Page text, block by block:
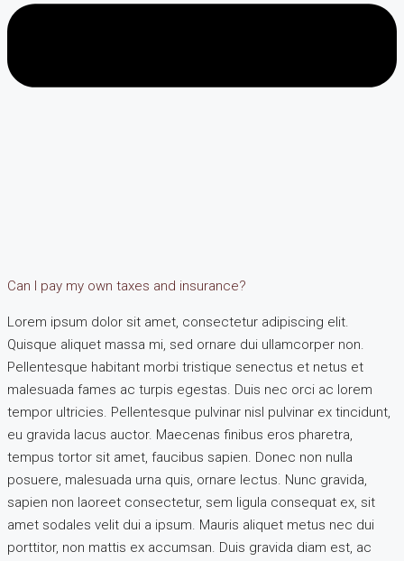
Can I pay my own taxes and insurance?
Lorem ipsum dolor sit amet, consectetur adipiscing elit.
Quisque aliquet massa mi, sed ornare dui ullamcorper non.
Pellentesque habitant morbi tristique senectus et netus et
malesuada fames ac turpis egestas. Duis nec orci ac lorem
tempor ultricies. Pellentesque pulvinar nisl pulvinar ex tincidunt,
eu gravida lacus auctor. Maecenas finibus eros pharetra,
tempus tortor sit amet, faucibus sapien. Donec non nulla
posuere, malesuada urna quis, ornare lectus. Nunc gravida,
sapien non laoreet consectetur, sem ligula consequat ex, sit
amet sodales velit dui a ipsum. Mauris aliquet metus nec dui
porttitor, non mattis ex accumsan. Duis gravida diam est, ac